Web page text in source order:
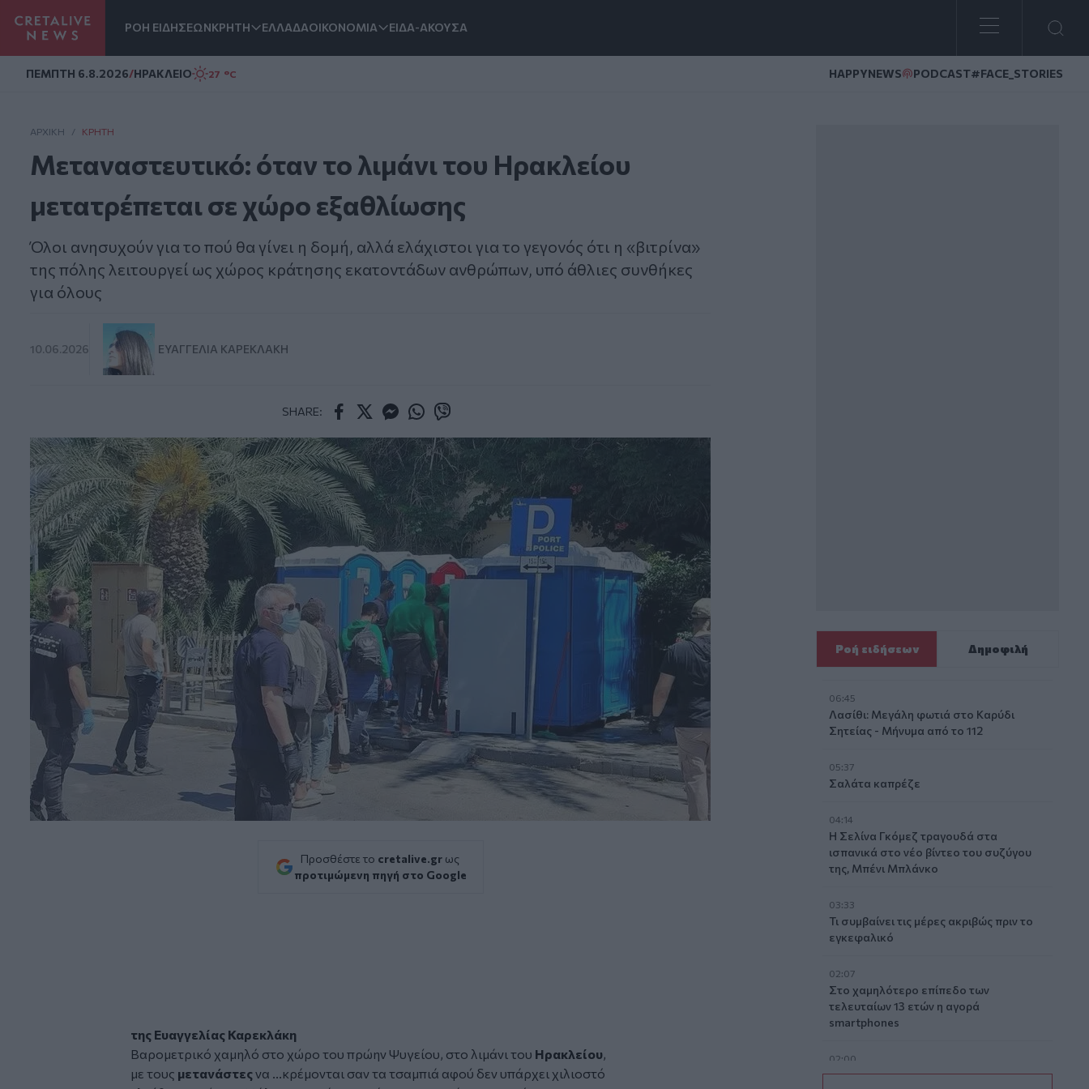
ΡΟΗ ΕΙΔΗΣΕΩΝΚΡΗΤΗ ΕΛΛΑΔΑΟΙΚΟΝΟΜΙΑ ΕΙΔΑ-ΑΚΟΥΣΑ
ΠΕΜΠΤΗ 6.8.2026/ΗΡΑΚΛΕΙΟ 27 °C HAPPYNEWS PODCAST#FACE_STORIES
ΑΡΧΙΚΗ / ΚΡΉΤΗ
Μεταναστευτικό: όταν το λιμάνι του Ηρακλείου
μετατρέπεται σε χώρο εξαθλίωσης
Όλοι ανησυχούν για το πού θα γίνει η δομή, αλλά ελάχιστοι για το γεγονός ότι η «βιτρίνα»
της πόλης λειτουργεί ως χώρος κράτησης εκατοντάδων ανθρώπων, υπό άθλιες συνθήκες
για όλους
10.06.2026 ΕΥΑΓΓΕΛΊΑ ΚΑΡΕΚΛΆΚΗ
SHARE:
Προσθέστε το cretalive.gr ως
προτιμώμενη πηγή στο Google
της Ευαγγελίας Καρεκλάκη
Βαρομετρικό χαμηλό στο χώρο του πρώην Ψυγείου, στο λιμάνι του Ηρακλείου,
με τους μετανάστεςνα ...κρέμονται σαν τα τσαμπιά αφού δεν υπάρχει χιλιοστό
Ροή ειδήσεων Δημοφιλή
06:45
Λασίθι: Μεγάλη φωτιά στο Καρύδι
Σητείας - Μήνυμα από το 112
05:37
Σαλάτα καπρέζε
04:14
Η Σελίνα Γκόμεζ τραγουδά στα
ισπανικά στο νέο βίντεο του συζύγου
της, Μπένι Μπλάνκο
03:33
Τι συμβαίνει τις μέρες ακριβώς πριν το
εγκεφαλικό
02:07
Στο χαμηλότερο επίπεδο των
τελευταίων 13 ετών η αγορά
smartphones
02:00
Νέιθαν Τόμας: Το παιδί-θαύμα που έγινε